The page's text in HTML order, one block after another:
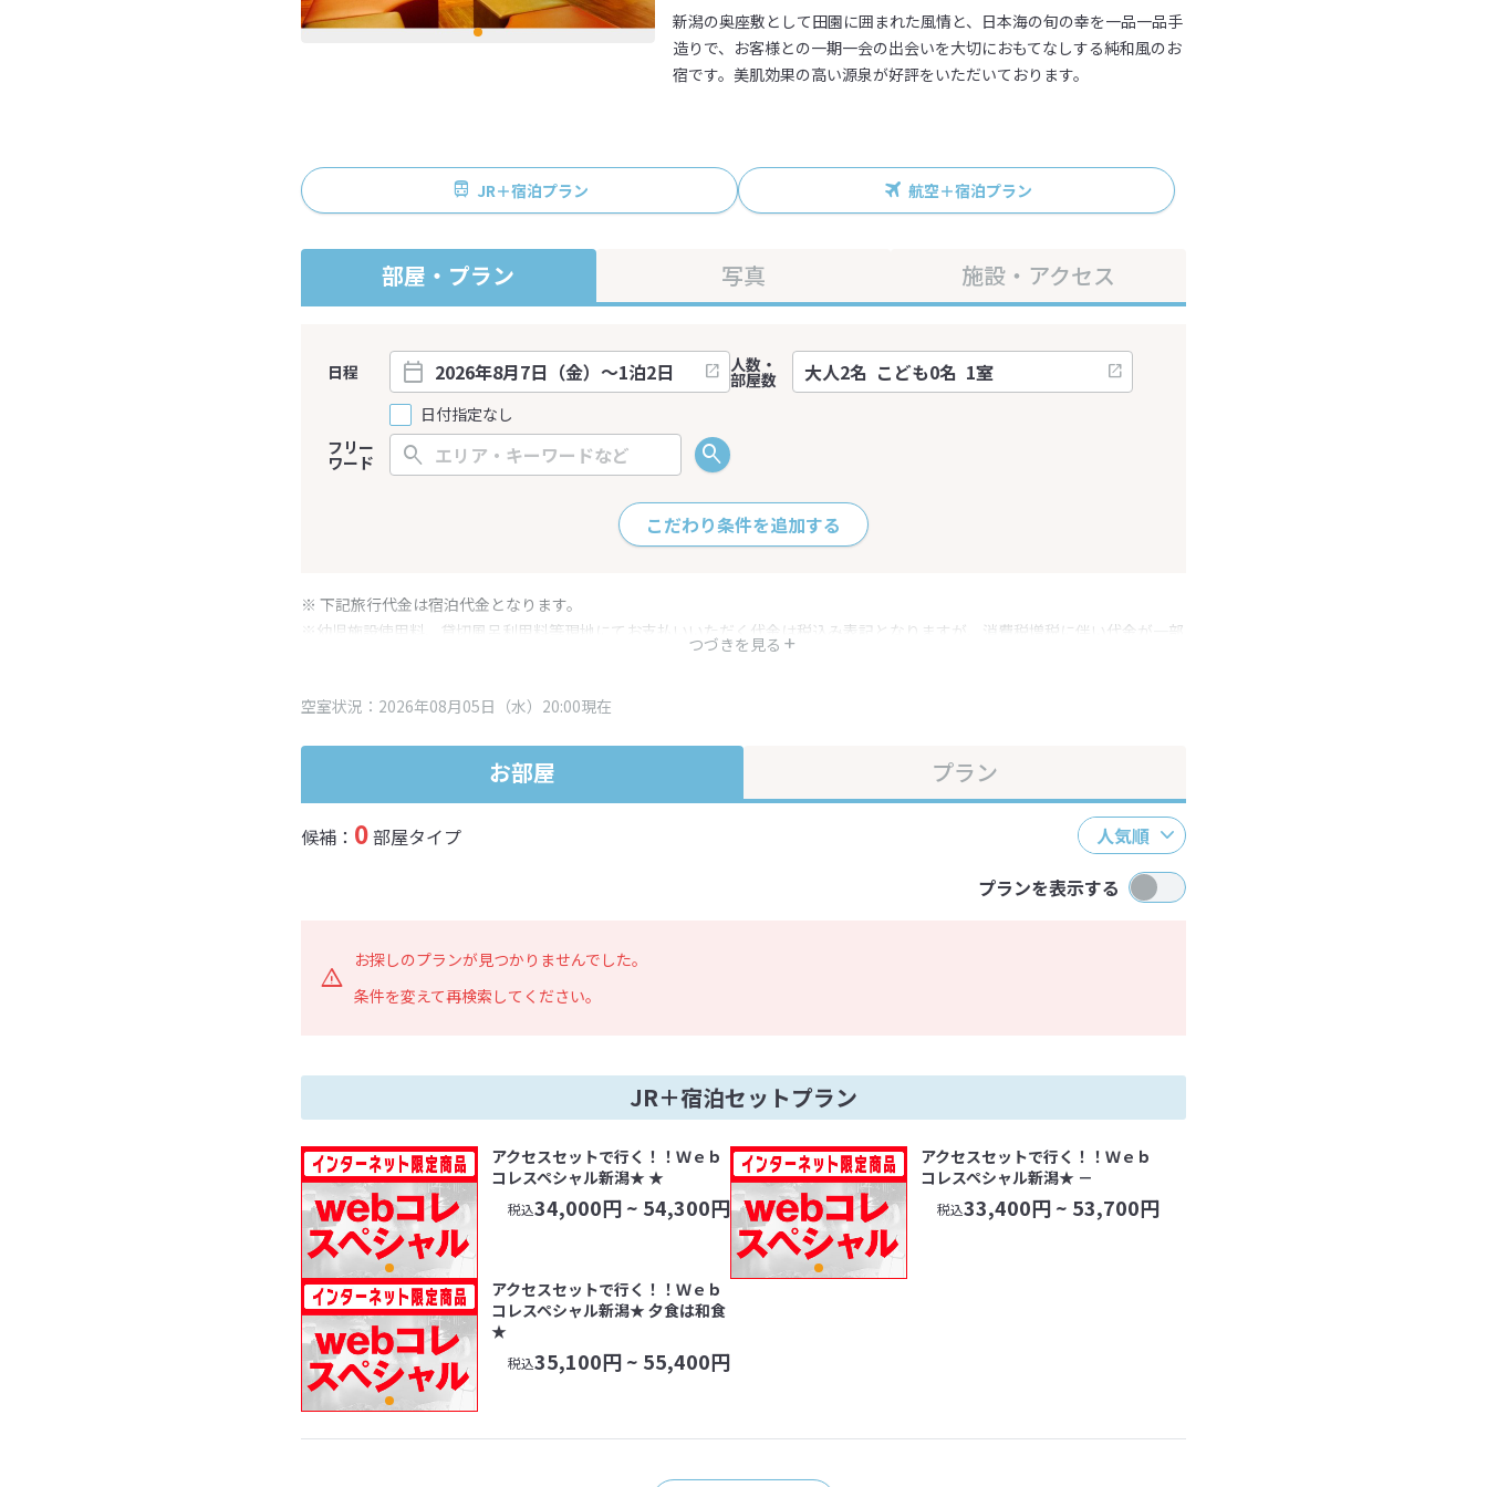
新潟の奥座敷として田園に囲まれた風情と、日本海の旬の幸を一品一品手
造りで、お客様との一期一会の出会いを大切におもてなしする純和風のお
宿です。美肌効果の高い源泉が好評をいただいております。
JR＋宿泊プラン 航空＋宿泊プラン
部屋・プラン 写真 施設・アクセス
日程
日付指定なし
人数・
部屋数
フリー
ワード
こだわり条件を追加する
つづきを見る
※ 下記旅行代金は宿泊代金となります。
※幼児施設使用料、貸切風呂利用料等現地にてお支払いいただく代金は税込み表記となりますが、消費税増税に伴い代金が一部
空室状況：2026年08月05日（水）20:00現在
お部屋 プラン
候補： 0部屋タイプ
人気順
プランを表示する
お探しのプランが見つかりませんでした。
条件を変えて再検索してください。
JR＋宿泊セットプラン
アクセスセットで行く！！Ｗｅｂ
コレスペシャル新潟★ ★
税込34,000円 ~ 54,300円
アクセスセットで行く！！Ｗｅｂ
コレスペシャル新潟★ －
税込33,400円 ~ 53,700円
アクセスセットで行く！！Ｗｅｂ
コレスペシャル新潟★ 夕食は和食
★
税込35,100円 ~ 55,400円